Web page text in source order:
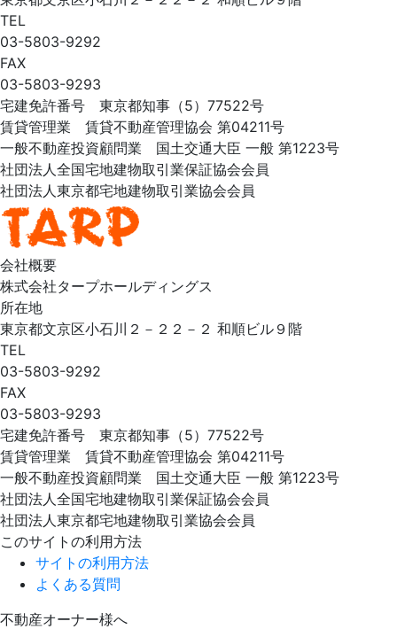
TEL
03-5803-9292
FAX
03-5803-9293
宅建免許番号 東京都知事（5）77522号
賃貸管理業 賃貸不動産管理協会 第04211号
一般不動産投資顧問業 国土交通大臣 一般 第1223号
社団法人全国宅地建物取引業保証協会会員
社団法人東京都宅地建物取引業協会会員
会社概要
株式会社タープホールディングス
所在地
東京都文京区小石川２－２２－２ 和順ビル９階
TEL
03-5803-9292
FAX
03-5803-9293
宅建免許番号 東京都知事（5）77522号
賃貸管理業 賃貸不動産管理協会 第04211号
一般不動産投資顧問業 国土交通大臣 一般 第1223号
社団法人全国宅地建物取引業保証協会会員
社団法人東京都宅地建物取引業協会会員
このサイトの利用方法
サイトの利用方法
よくある質問
不動産オーナー様へ